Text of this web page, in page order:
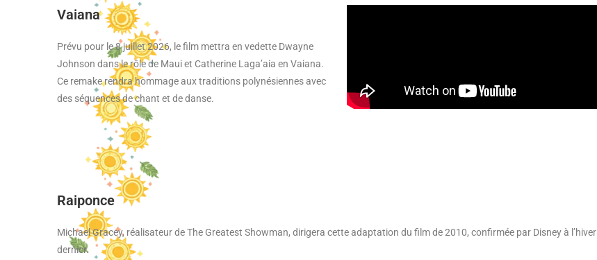
Vaiana
Prévu pour le 8 juillet 2026, le film mettra en vedette Dwayne
Johnson dans le rôle de Maui et Catherine Laga’aia en Vaiana.
Ce remake rendra hommage aux traditions polynésiennes avec
des séquences de chant et de danse.
Raiponce
Michael Gracey, réalisateur de The Greatest Showman, dirigera cette adaptation du film de 2010, confirmée par Disney à l’hiver
dernier.